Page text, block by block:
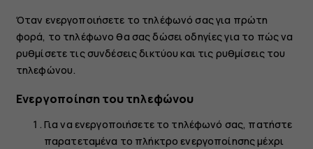
Όταν ενεργοποιήσετε το τηλέφωνό σας για πρώτη
φορά, το τηλέφωνο θα σας δώσει οδηγίες για το πώς να
ρυθμίσετε τις συνδέσεις δικτύου και τις ρυθμίσεις του
τηλεφώνου.
Ενεργοποίηση του τηλεφώνου
Για να ενεργοποιήσετε το τηλέφωνό σας, πατήστε
παρατεταμένα το πλήκτρο ενεργοποίησης μέχρι